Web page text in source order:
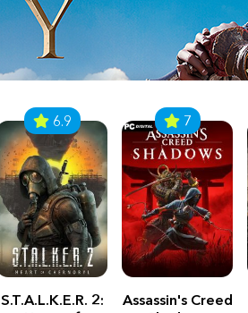
6.9
S.T.A.L.K.E.R. 2:
7
Assassin's Creed